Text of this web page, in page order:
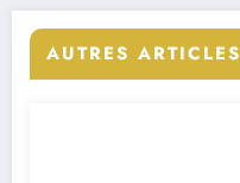
AUTRES ARTICLES